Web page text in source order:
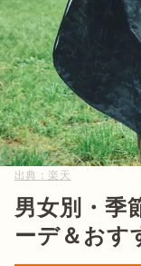
出典： 楽天
男女別・季
ーデ＆おす